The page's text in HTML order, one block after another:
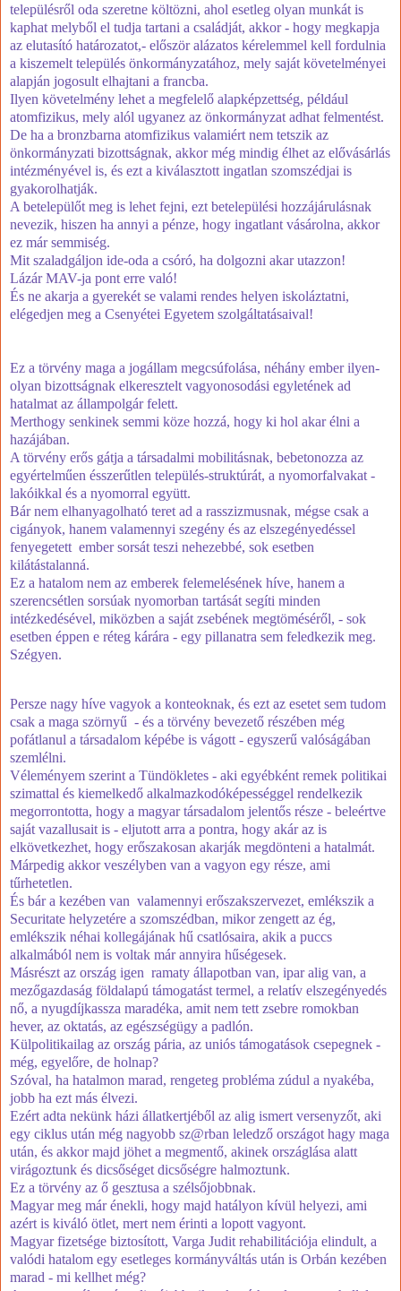
településről oda szeretne költözni, ahol esetleg olyan munkát is
kaphat melyből el tudja tartani a családját, akkor - hogy megkapja
az elutasító határozatot,- először alázatos kérelemmel kell fordulnia
a kiszemelt település önkormányzatához, mely saját követelményei
alapján jogosult elhajtani a francba.
Ilyen követelmény lehet a megfelelő alapképzettség, például
atomfizikus, mely alól ugyanez az önkormányzat adhat felmentést.
De ha a bronzbarna atomfizikus valamiért nem tetszik az
önkormányzati bizottságnak, akkor még mindig élhet az elővásárlás
intézményével is, és ezt a kiválasztott ingatlan szomszédjai is
gyakorolhatják.
A betelepülőt meg is lehet fejni, ezt betelepülési hozzájárulásnak
nevezik, hiszen ha annyi a pénze, hogy ingatlant vásárolna, akkor
ez már semmiség.
Mit szaladgáljon ide-oda a csóró, ha dolgozni akar utazzon!
Lázár MAV-ja pont erre való!
És ne akarja a gyerekét se valami rendes helyen iskoláztatni,
elégedjen meg a Csenyétei Egyetem szolgáltatásaival!
Ez a törvény maga a jogállam megcsúfolása, néhány ember ilyen-
olyan bizottságnak elkeresztelt vagyonosodási egyletének ad
hatalmat az állampolgár felett.
Merthogy senkinek semmi köze hozzá, hogy ki hol akar élni a
hazájában.
A törvény erős gátja a társadalmi mobilitásnak, bebetonozza az
egyértelműen ésszerűtlen település-struktúrát, a nyomorfalvakat -
lakóikkal és a nyomorral együtt.
Bár nem elhanyagolható teret ad a rasszizmusnak, mégse csak a
cigányok, hanem valamennyi szegény és az elszegényedéssel
fenyegetett ember sorsát teszi nehezebbé, sok esetben
kilátástalanná.
Ez a hatalom nem az emberek felemelésének híve, hanem a
szerencsétlen sorsúak nyomorban tartását segíti minden
intézkedésével, miközben a saját zsebének megtöméséről, - sok
esetben éppen e réteg kárára - egy pillanatra sem feledkezik meg.
Szégyen.
Persze nagy híve vagyok a konteoknak, és ezt az esetet sem tudom
csak a maga szörnyű - és a törvény bevezető részében még
pofátlanul a társadalom képébe is vágott - egyszerű valóságában
szemlélni.
Véleményem szerint a Tündökletes - aki egyébként remek politikai
szimattal és kiemelkedő alkalmazkodóképességgel rendelkezik
megorrontotta, hogy a magyar társadalom jelentős része - beleértve
saját vazallusait is - eljutott arra a pontra, hogy akár az is
elkövetkezhet, hogy erőszakosan akarják megdönteni a hatalmát.
Márpedig akkor veszélyben van a vagyon egy része, ami
tűrhetetlen.
És bár a kezében van valamennyi erőszakszervezet, emlékszik a
Securitate helyzetére a szomszédban, mikor zengett az ég,
emlékszik néhai kollegájának hű csatlósaira, akik a puccs
alkalmából nem is voltak már annyira hűségesek.
Másrészt az ország igen ramaty állapotban van, ipar alig van, a
mezőgazdaság földalapú támogatást termel, a relatív elszegényedés
nő, a nyugdíjkassza maradéka, amit nem tett zsebre romokban
hever, az oktatás, az egészségügy a padlón.
Külpolitikailag az ország pária, az uniós támogatások csepegnek -
még, egyelőre, de holnap?
Szóval, ha hatalmon marad, rengeteg probléma zúdul a nyakéba,
jobb ha ezt más élvezi.
Ezért adta nekünk házi állatkertjéből az alig ismert versenyzőt, aki
egy ciklus után még nagyobb sz@rban leledző országot hagy maga
után, és akkor majd jöhet a megmentő, akinek országlása alatt
virágoztunk és dicsőséget dicsőségre halmoztunk.
Ez a törvény az ő gesztusa a szélsőjobbnak.
Magyar meg már énekli, hogy majd hatályon kívül helyezi, ami
azért is kiváló ötlet, mert nem érinti a lopott vagyont.
Magyar fizetsége biztosított, Varga Judit rehabilitációja elindult, a
valódi hatalom egy esetleges kormányváltás után is Orbán kezében
marad - mi kellhet még?